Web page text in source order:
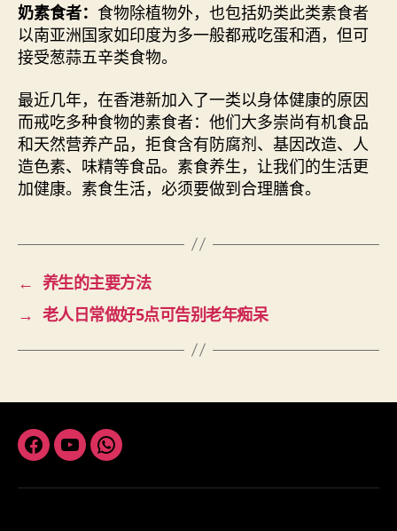
奶素食者： 食物除植物外，也包括奶类此类素食者
以南亚洲国家如印度为多一般都戒吃蛋和酒，但可
接受葱蒜五辛类食物。
最近几年，在香港新加入了一类以身体健康的原因
而戒吃多种食物的素食者：他们大多崇尚有机食品
和天然营养产品，拒食含有防腐剂、基因改造、人
造色素、味精等食品。素食养生，让我们的生活更
加健康。素食生活，必须要做到合理膳食。
← 养生的主要方法
→ 老人日常做好5点可告别老年痴呆
Facebook
YoutubeWhatsapp